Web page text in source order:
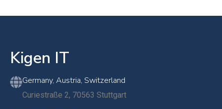
Kigen IT
Germany, Austria, Switzerland
Curiestraße 2, 70563 Stuttgart